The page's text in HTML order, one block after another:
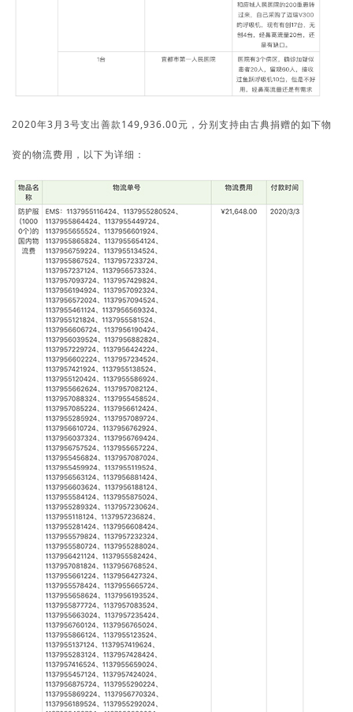
2020年3月3号支出善款149,936.00元，分别支持由古典捐赠的如下物
资的物流费用， 以下为详细：